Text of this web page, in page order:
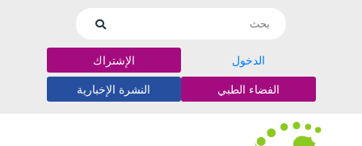
الدخول الإشتراك
الفضاء الطبي النشرة الإخبارية